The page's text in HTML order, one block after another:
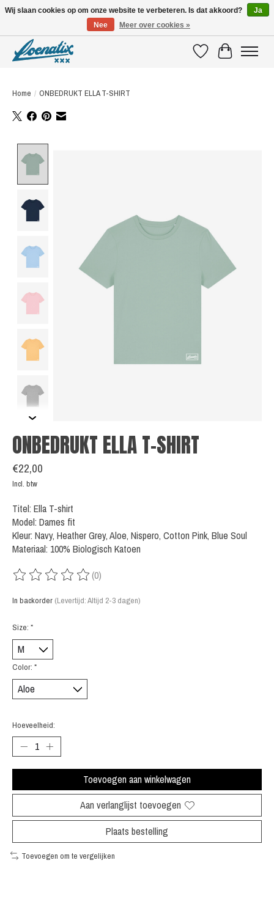
VerlanglijstWinkelwagen
Home / ONBEDRUKT ELLA T-SHIRT
ONBEDRUKT ELLA T-SHIRT
€22,00
Incl. btw
Titel: Ella T-shirt
Model: Dames fit
Kleur: Navy, Heather Grey, Aloe, Nispero, Cotton Pink, Blue Soul
Materiaal: 100% Biologisch Katoen
De beoordeling van dit product is
(0)
In backorder (Levertijd: Altijd 2-3 dagen)
Size: *
Color: *
Hoeveelheid:
Toevoegen aan winkelwagen
Aan verlanglijst toevoegen
Plaats bestelling
Toevoegen om te vergelijken
Wij slaan cookies op om onze website te verbeteren. Is dat akkoord?
Ja
Nee
Meer over cookies »